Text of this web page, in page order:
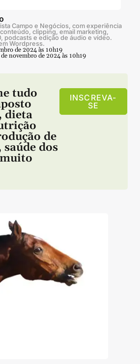
Campo e Negócios, com experiência
clipping, email marketing,
podcasts e edição de áudio e vídeo.
Wordpress.
de 2024 às 10h19
novembro de 2024 às 10h19
tudo
dieta
de
saúde dos
INSCREVA-
SE